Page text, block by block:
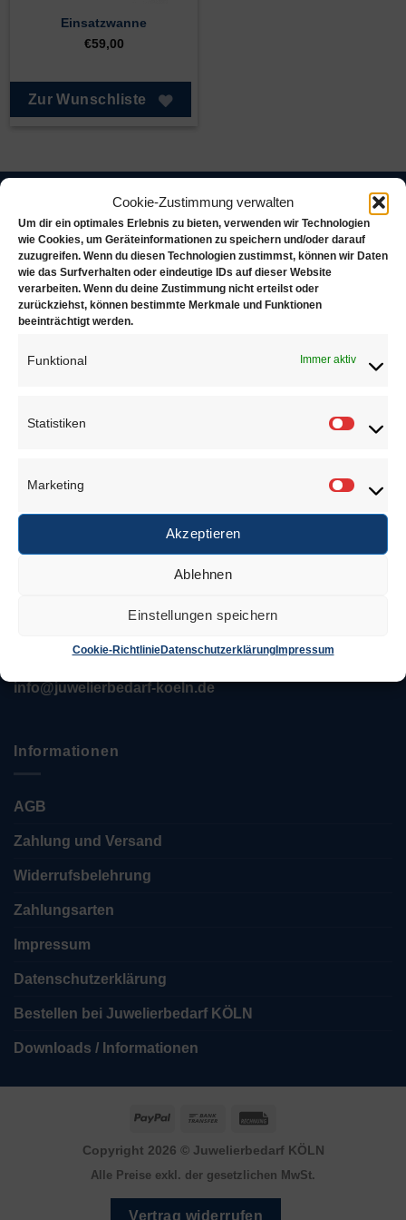
Cookie-Zustimmung verwalten
Um dir ein optimales Erlebnis zu bieten, verwenden wir Technologien
wie Cookies, um Geräteinformationen zu speichern und/oder darauf
zuzugreifen. Wenn du diesen Technologien zustimmst, können wir Daten
wie das Surfverhalten oder eindeutige IDs auf dieser Website
verarbeiten. Wenn du deine Zustimmung nicht erteilst oder
zurückziehst, können bestimmte Merkmale und Funktionen
beeinträchtigt werden.
Funktional Immer aktiv
Statistiken
Marketing
Akzeptieren
Ablehnen
Einstellungen speichern
Cookie-RichtlinieDatenschutzerklärungImpressum
Einsatzwanne
€59,00
Zur Wunschliste
Juwelierbedarf KÖLN
Juwelierbedarf KÖLN und seine operativen Einheiten
in Deutschland sind in ein weltweites Netzwerk von
Unternehmen eingebunden, die sich alle demselben
Ziel verschrieben haben. Konsequente Orientierung an
Über uns
Juwelierbedarf KÖLN
51063 Köln
info@juwelierbedarf-koeln.de
Informationen
AGB
Zahlung und Versand
Widerrufsbelehrung
Zahlungsarten
Impressum
Datenschutzerklärung
Bestellen bei Juwelierbedarf KÖLN
Downloads / Informationen
PayPal
Bank
Copyright 2026 © Juwelierbedarf KÖLN
Alle Preise exkl. der gesetzlichen MwSt.
Vertrag widerrufen